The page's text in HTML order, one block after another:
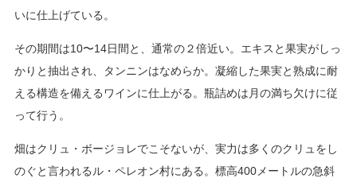
いに仕上げている。
その期間は10〜14日間と、通常の２倍近い。エキスと果実がしっ
かりと抽出され、タンニンはなめらか。凝縮した果実と熟成に耐
える構造を備えるワインに仕上がる。瓶詰めは月の満ち欠けに従
って行う。
畑はクリュ・ボージョレでこそないが、実力は多くのクリュをし
のぐと言われるル・ペレオン村にある。標高400メートルの急斜